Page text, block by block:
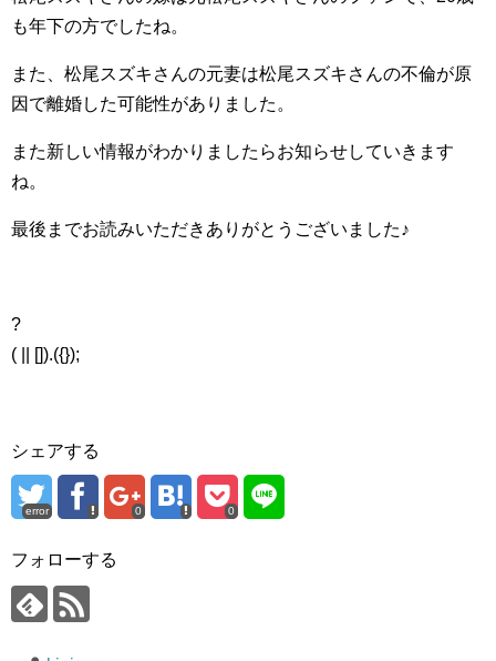
も年下の方でしたね。
また、松尾スズキさんの元妻は松尾スズキさんの不倫が原
因で離婚した可能性がありました。
また新しい情報がわかりましたらお知らせしていきます
ね。
最後までお読みいただきありがとうございました♪
?
( || []).({});
シェアする
error 0 0
フォローする